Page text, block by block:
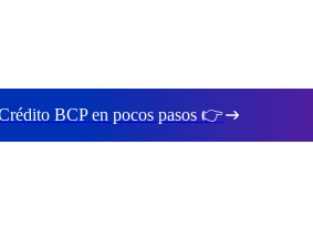
BCP en pocos pasos 👉